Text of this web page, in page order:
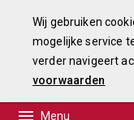
Wij gebruiken
mogelijke service
verder navigeert
voorwaarden